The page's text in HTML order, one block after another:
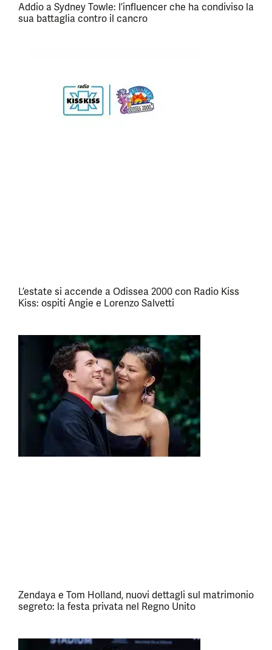
Addio a Sydney Towle: l’influencer che ha condiviso la
sua battaglia contro il cancro
L’estate si accende a Odissea 2000 con Radio Kiss
Kiss: ospiti Angie e Lorenzo Salvetti
Zendaya e Tom Holland, nuovi dettagli sul matrimonio
segreto: la festa privata nel Regno Unito